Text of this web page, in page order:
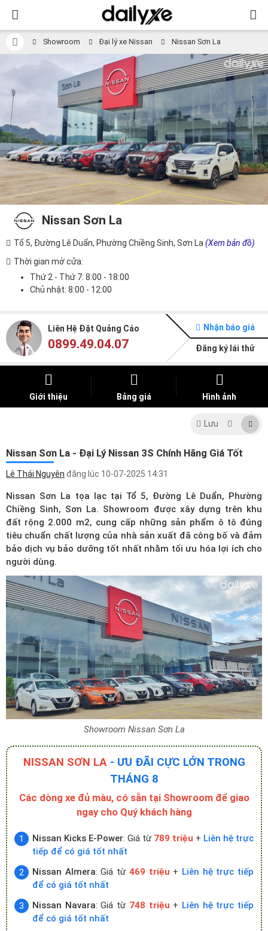
Showroom Đại lý xe Nissan Nissan Sơn La
Nissan Sơn La
Tổ 5, Đường Lê Duẩn, Phường Chiềng Sinh, Sơn La (Xem bản đồ)
Thời gian mở cửa:
Thứ 2 - Thứ 7: 8:00 - 18:00
Chủ nhật: 8:00 - 12:00
Liên Hệ Đặt Quảng Cáo
0899.49.04.07
Nhận báo giá
Đăng ký lái thử
Giới thiệu Bảng giá Hình ảnh
Lưu
Nissan Sơn La - Đại Lý Nissan 3S Chính Hãng Giá Tốt
Lê Thái Nguyên đăng lúc 10-07-2025 14:31
Nissan Sơn La tọa lạc tại Tổ 5, Đường Lê Duẩn, Phường
Chiềng Sinh, Sơn La. Showroom được xây dựng trên khu
đất rộng 2.000 m2, cung cấp những sản phẩm ô tô đúng
tiêu chuẩn chất lượng của nhà sản xuất đã công bố và đảm
bảo dịch vụ bảo dưỡng tốt nhất nhằm tối ưu hóa lợi ích cho
người dùng.
Showroom Nissan Sơn La
NISSAN SƠN LA- ƯU ĐÃI CỰC LỚN TRONG
THÁNG 8
Các dòng xe đủ màu, có sẵn tại Showroom để giao
ngay cho Quý khách hàng
Nissan Kicks E-Power: Giá từ 789 triệu + Liên hệ trực
tiếp để có giá tốt nhất
Nissan Almera: Giá từ 469 triệu + Liên hệ trực tiếp
để có giá tốt nhất
Nissan Navara: Giá từ 748 triệu + Liên hệ trực tiếp
để có giá tốt nhất